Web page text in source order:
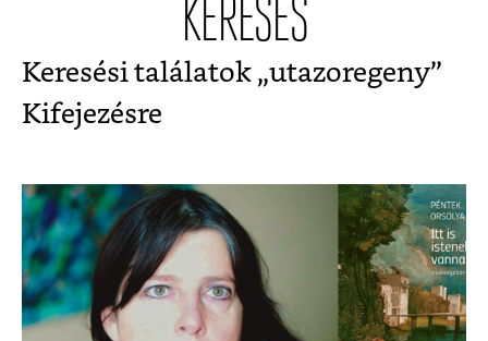
KERESÉS
Keresési találatok „utazoregeny”
Kifejezésre